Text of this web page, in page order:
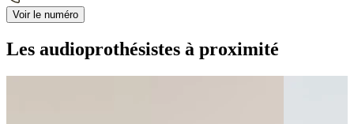
Voir le numéro
Les audioprothésistes à proximité